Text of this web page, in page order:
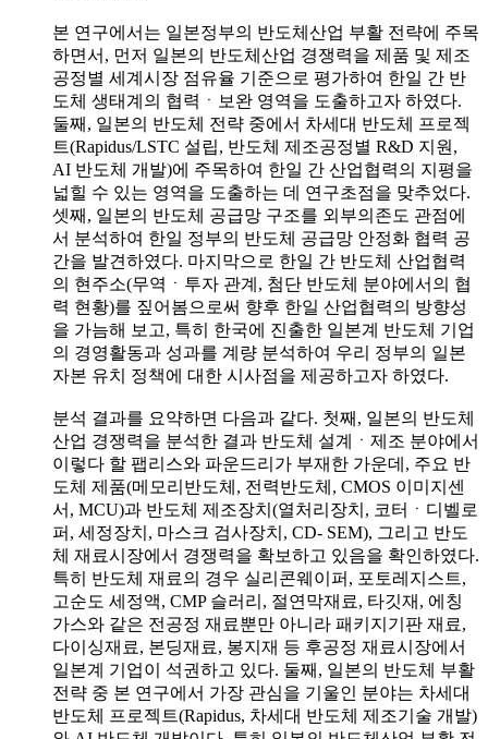
본 연구에서는 일본정부의 반도체산업 부활 전략에 주목
하면서, 먼저 일본의 반도체산업 경쟁력을 제품 및 제조
공정별 세계시장 점유율 기준으로 평가하여 한일 간 반
도체 생태계의 협력ㆍ보완 영역을 도출하고자 하였다.
둘째, 일본의 반도체 전략 중에서 차세대 반도체 프로젝
트(Rapidus/LSTC 설립, 반도체 제조공정별 R&D 지원,
AI 반도체 개발)에 주목하여 한일 간 산업협력의 지평을
넓힐 수 있는 영역을 도출하는 데 연구초점을 맞추었다.
셋째, 일본의 반도체 공급망 구조를 외부의존도 관점에
서 분석하여 한일 정부의 반도체 공급망 안정화 협력 공
간을 발견하였다. 마지막으로 한일 간 반도체 산업협력
의 현주소(무역ㆍ투자 관계, 첨단 반도체 분야에서의 협
력 현황)를 짚어봄으로써 향후 한일 산업협력의 방향성
을 가늠해 보고, 특히 한국에 진출한 일본계 반도체 기업
의 경영활동과 성과를 계량 분석하여 우리 정부의 일본
자본 유치 정책에 대한 시사점을 제공하고자 하였다.
분석 결과를 요약하면 다음과 같다. 첫째, 일본의 반도체
산업 경쟁력을 분석한 결과 반도체 설계ㆍ제조 분야에서
이렇다 할 팹리스와 파운드리가 부재한 가운데, 주요 반
도체 제품(메모리반도체, 전력반도체, CMOS 이미지센
서, MCU)과 반도체 제조장치(열처리장치, 코터ㆍ디벨로
퍼, 세정장치, 마스크 검사장치, CD- SEM), 그리고 반도
체 재료시장에서 경쟁력을 확보하고 있음을 확인하였다.
특히 반도체 재료의 경우 실리콘웨이퍼, 포토레지스트,
고순도 세정액, CMP 슬러리, 절연막재료, 타깃재, 에칭
가스와 같은 전공정 재료뿐만 아니라 패키지기판 재료,
다이싱재료, 본딩재료, 봉지재 등 후공정 재료시장에서
일본계 기업이 석권하고 있다. 둘째, 일본의 반도체 부활
전략 중 본 연구에서 가장 관심을 기울인 분야는 차세대
반도체 프로젝트(Rapidus, 차세대 반도체 제조기술 개발)